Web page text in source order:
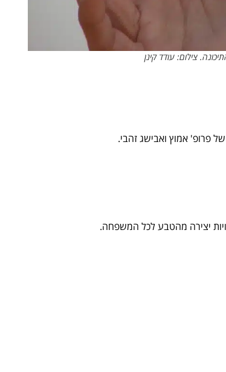
צילום: עודד קינן
פרופ' אמוץ ואבישג זהבי.
יצירה מהטבע לכל המשפחה.